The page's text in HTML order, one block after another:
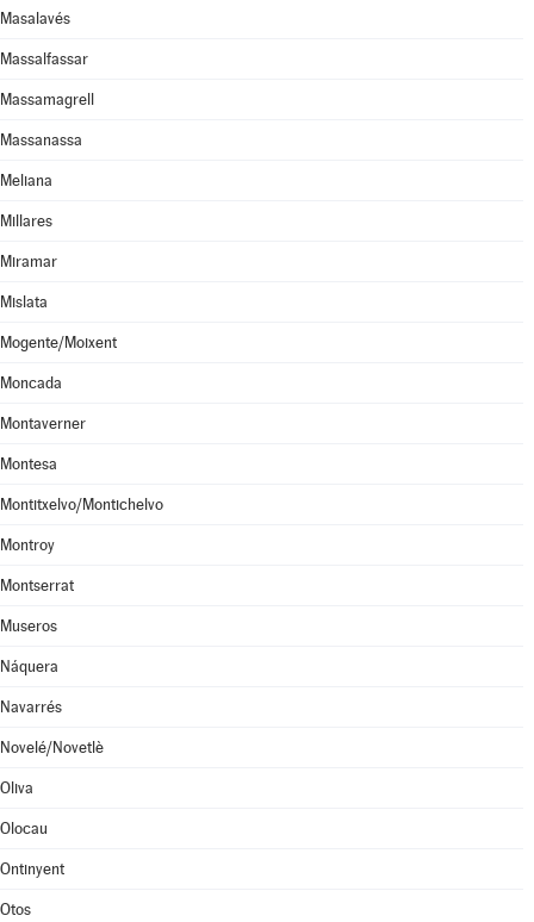
Masalavés
Massalfassar
Massamagrell
Massanassa
Meliana
Millares
Miramar
Mislata
Mogente/Moixent
Moncada
Montaverner
Montesa
Montitxelvo/Montichelvo
Montroy
Montserrat
Museros
Náquera
Navarrés
Novelé/Novetlè
Oliva
Olocau
Ontinyent
Otos